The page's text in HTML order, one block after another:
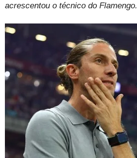
acrescentou o técnico do Flamengo.